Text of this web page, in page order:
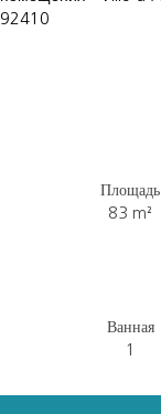
Площадь
83 m²
Ванная
1